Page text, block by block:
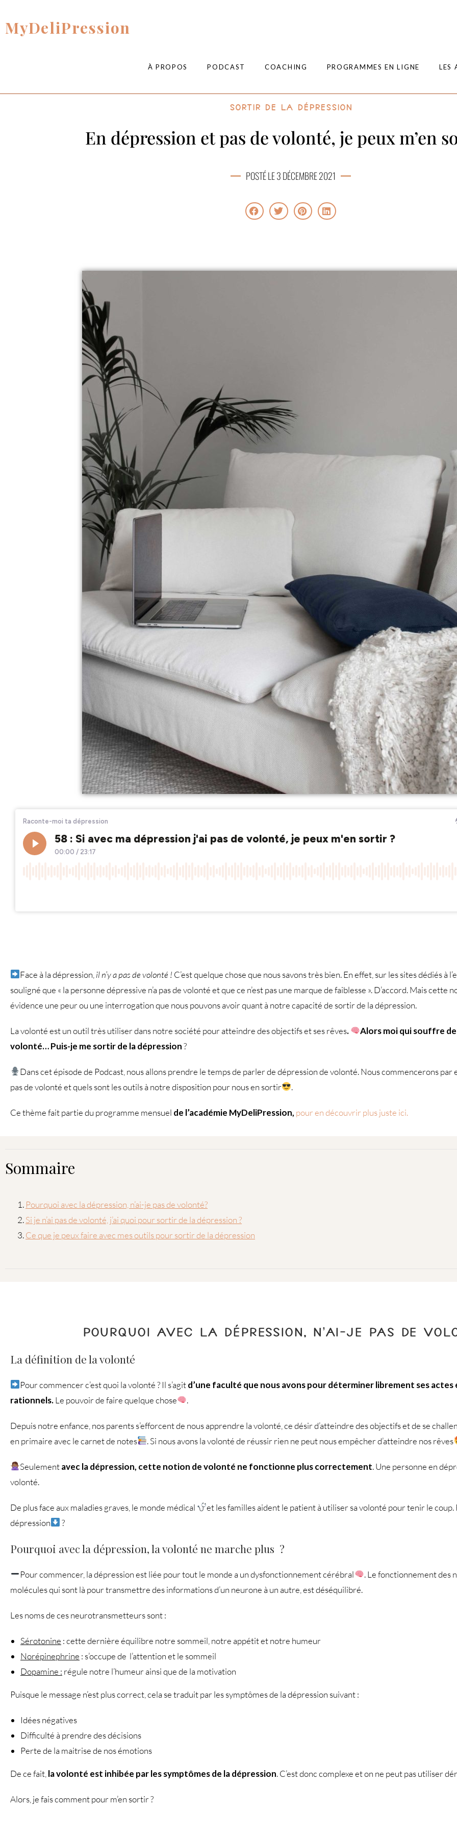
MyDeliPression
À PROPOS PODCAST COACHING PROGRAMMES EN LIGNE LES
Sortir de la dépression
En dépression et pas de volonté, je peux m’en
POSTÉ LE 3 DÉCEMBRE 2021
Face à la dépression, il n’y a pas de volonté ! C’est quelque chose que nous savons très bien. En effet, sur les sites dédiés à
souligné que « la personne dépressive n’a pas de volonté et que ce n’est pas une marque de faiblesse ». D’accord. Mais cette
évidence une peur ou une interrogation que nous pouvons avoir quant à notre capacité de sortir de la dépression.
La volonté est un outil très utiliser dans notre société pour atteindre des objectifs et ses rêves.
Alors moi qui souffre de
volonté… Puis-je me sortir de la dépression?
Dans cet épisode de Podcast, nous allons prendre le temps de parler de dépression de volonté. Nous commencerons par
pas de volonté et quels sont les outils à notre disposition pour nous en sortir
.
Ce thème fait partie du programme mensuel de l’académie MyDeliPression, pour en découvrir plus juste ici.
Sommaire
Pourquoi avec la dépression, n’ai-je pas de volonté?
Si je n’ai pas de volonté, j’ai quoi pour sortir de la dépression ?
Ce que je peux faire avec mes outils pour sortir de la dépression
POURQUOI AVEC LA DÉPRESSION, N’AI-JE PAS DE
La définition de la volonté
Pour commencer c’est quoi la volonté ? Il s’agitd’une faculté que nous avons pour déterminer librement ses
rationnels.Le pouvoir de faire quelque chose .
Depuis notre enfance, nos parents s’efforcent de nous apprendre la volonté, ce désir d’atteindre des objectifs et de se
en primaire avec le carnet de notes
. Si nous avons la volonté de réussir rien ne peut nous empêcher d’atteindre nos rêves
Seulementavec la dépression, cette notion de volonté ne fonctionne plus correctement. Une personne en
volonté.
De plus face aux maladies graves, le monde médical
et les familles aident le patient à utiliser sa volonté pour tenir le coup.
dépression
?
Pourquoi avec la dépression, la volonté ne marche plus ?
Pour commencer, la dépression est liée pour tout le monde a un dysfonctionnement cérébral . Le fonctionnement des
molécules qui sont là pour transmettre des informations d’un neurone à un autre, est déséquilibré.
Les noms de ces neurotransmetteurs sont :
Sérotonine : cette dernière équilibre notre sommeil, notre appétit et notre humeur
Norépinephrine : s’occupe de l’attention et le sommeil
Dopamine : régule notre l’humeur ainsi que de la motivation
Puisque le message n’est plus correct, cela se traduit par les symptômes de la dépression suivant :
Idées négatives
Difficulté à prendre des décisions
Perte de la maitrise de nos émotions
De ce fait, la volonté est inhibée par les symptômes de la dépression. C’est donc complexe et on ne peut pas utiliser
Alors, je fais comment pour m’en sortir ?